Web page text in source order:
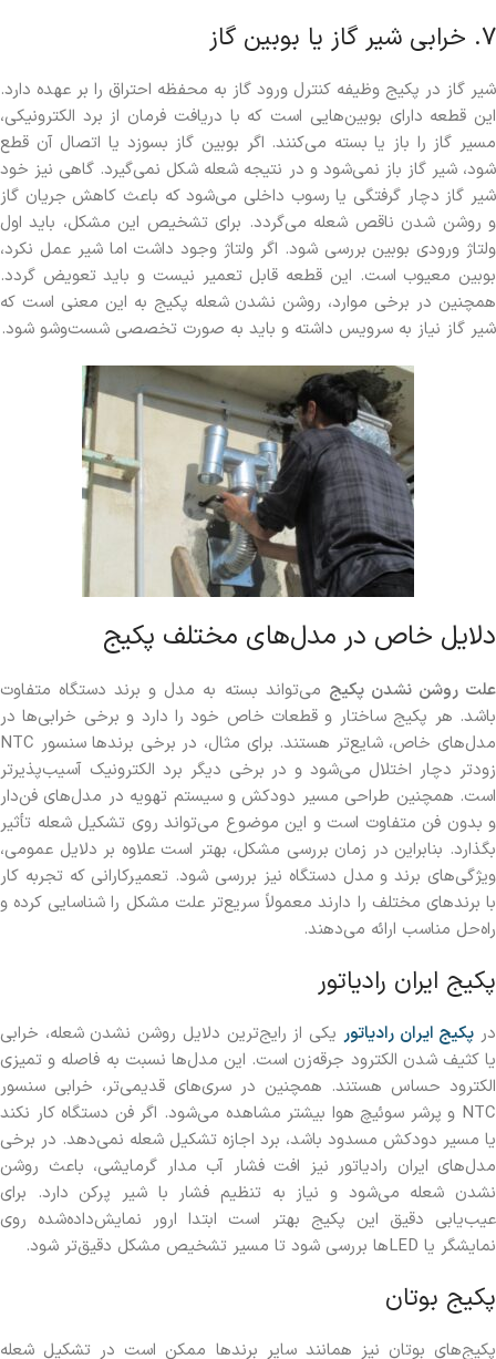
7. خرابی شیر گاز یا بوبین گاز
شیر گاز در پکیج وظیفه کنترل ورود گاز به محفظه احتراق را بر عهده دارد.
این قطعه دارای بوبین‌هایی است که با دریافت فرمان از برد الکترونیکی،
مسیر گاز را باز یا بسته می‌کنند. اگر بوبین گاز بسوزد یا اتصال آن قطع
شود، شیر گاز باز نمی‌شود و در نتیجه شعله شکل نمی‌گیرد. گاهی نیز خود
شیر گاز دچار گرفتگی یا رسوب داخلی می‌شود که باعث کاهش جریان گاز
و روشن شدن ناقص شعله می‌گردد. برای تشخیص این مشکل، باید اول
ولتاژ ورودی بوبین بررسی شود. اگر ولتاژ وجود داشت اما شیر عمل نکرد،
بوبین معیوب است. این قطعه قابل تعمیر نیست و باید تعویض گردد.
همچنین در برخی موارد، روشن نشدن شعله پکیج به این معنی است که
شیر گاز نیاز به سرویس داشته و باید به صورت تخصصی شست‌وشو شود.
دلایل خاص در مدل‌های مختلف پکیج
علت روشن نشدن پکیج می‌تواند بسته به مدل و برند دستگاه متفاوت
باشد. هر پکیج ساختار و قطعات خاص خود را دارد و برخی خرابی‌ها در
مدل‌های خاص، شایع‌تر هستند. برای مثال، در برخی برندها سنسور NTC
زودتر دچار اختلال می‌شود و در برخی دیگر برد الکترونیک آسیب‌پذیرتر
است. همچنین طراحی مسیر دودکش و سیستم تهویه در مدل‌های فن‌دار
و بدون فن متفاوت است و این موضوع می‌تواند روی تشکیل شعله تأثیر
بگذارد. بنابراین در زمان بررسی مشکل، بهتر است علاوه بر دلایل عمومی،
ویژگی‌های برند و مدل دستگاه نیز بررسی شود. تعمیرکارانی که تجربه کار
با برندهای مختلف را دارند معمولاً سریع‌تر علت مشکل را شناسایی کرده و
راه‌حل مناسب ارائه می‌دهند.
پکیج ایران رادیاتور
در پکیج ایران رادیاتور یکی از رایج‌ترین دلایل روشن نشدن شعله، خرابی
یا کثیف شدن الکترود جرقه‌زن است. این مدل‌ها نسبت به فاصله و تمیزی
الکترود حساس هستند. همچنین در سری‌های قدیمی‌تر، خرابی سنسور
NTC و پرشر سوئیچ هوا بیشتر مشاهده می‌شود. اگر فن دستگاه کار نکند
یا مسیر دودکش مسدود باشد، برد اجازه تشکیل شعله نمی‌دهد. در برخی
مدل‌های ایران رادیاتور نیز افت فشار آب مدار گرمایشی، باعث روشن
نشدن شعله می‌شود و نیاز به تنظیم فشار با شیر پرکن دارد. برای
عیب‌یابی دقیق این پکیج بهتر است ابتدا ارور نمایش‌داده‌شده روی
نمایشگر یا LEDها بررسی شود تا مسیر تشخیص مشکل دقیق‌تر شود.
پکیج بوتان
پکیج‌های بوتان نیز همانند سایر برندها ممکن است در تشکیل شعله